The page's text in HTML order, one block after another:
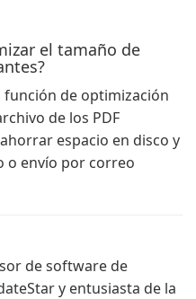
el tamaño de
función de optimización
de los PDF
espacio en disco y
o envío por correo
de software de
y entusiasta de la